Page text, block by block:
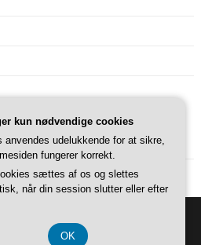
By
to Top ↑
kun nødvendige cookies
anvendes udelukkende for at sikre,
fungerer korrekt.
sættes af os og slettes
når din session slutter eller efter
OK